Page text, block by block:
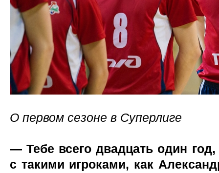
О первом сезоне в Суперлиге
— Тебе всего двадцать один
с такими игроками, как